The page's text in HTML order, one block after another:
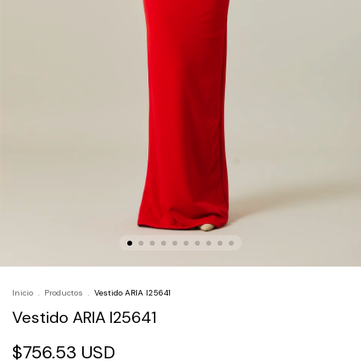
Inicio . Productos . Vestido ARIA I25641
Vestido ARIA I25641
$756.53 USD